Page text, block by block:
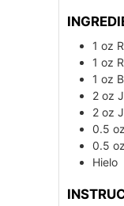
1 oz
1 oz
1 oz
2 oz
2 oz
0.5 oz
0.5 oz
Hielo